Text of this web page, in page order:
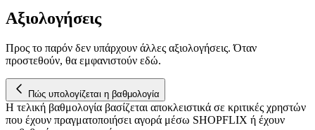
Αξιολογήσεις
Προς το παρόν δεν υπάρχουν άλλες αξιολογήσεις. Όταν
προστεθούν, θα εμφανιστούν εδώ.
Πώς υπολογίζεται η βαθμολογία
Η τελική βαθμολογία βασίζεται αποκλειστικά σε κριτικές χρηστών
που έχουν πραγματοποιήσει αγορά μέσω SHOPFLIX ή έχουν